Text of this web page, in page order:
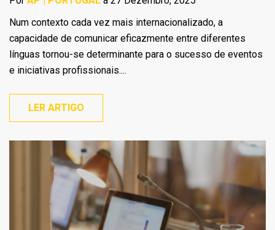
Num contexto cada vez mais internacionalizado, a
capacidade de comunicar eficazmente entre diferentes
línguas tornou-se determinante para o sucesso de eventos
e iniciativas profissionais....
LER ARTIGO